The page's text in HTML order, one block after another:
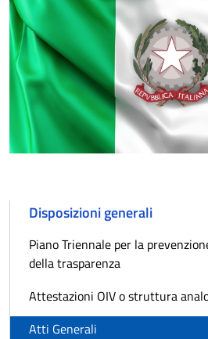
Disposizioni generali
Piano Triennale per la
della trasparenza
Attestazioni OIV o struttura
Atti Generali